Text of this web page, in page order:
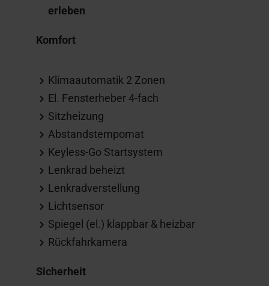
erleben
Komfort
Klimaautomatik 2 Zonen
El. Fensterheber 4-fach
Sitzheizung
Abstandstempomat
Keyless-Go Startsystem
Lenkrad beheizt
Lenkradverstellung
Lichtsensor
Spiegel (el.) klappbar & heizbar
Rückfahrkamera
Sicherheit